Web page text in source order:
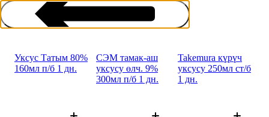
Уксус Татым 80%
160мл п/б 1 дн.
СЭМ тамак-аш
уксусу өлч. 9%
300мл п/б 1 дн.
Takemura күрүч
уксусу 250мл ст/б
1 дн.